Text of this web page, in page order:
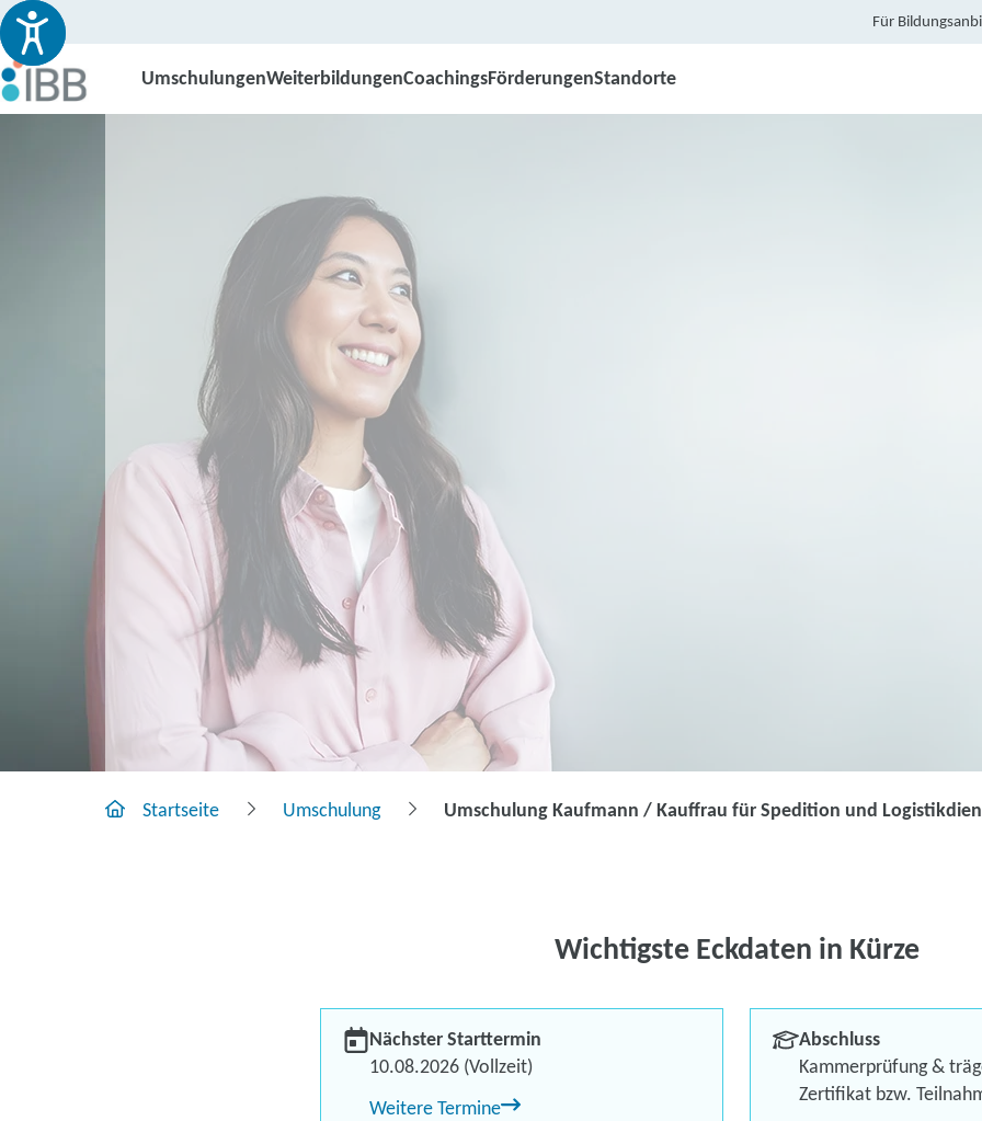
Für
UmschulungenWeiterbildungenCoachingsFörderungenStandorte
Spedition und
Inklusive* LanguageCert
Startseite Umschulung Umschulung Kaufmann / Kauffrau für Spedition und
Wichtigste Eckdaten in Kürze
Nächster Starttermin
10.08.2026 (Vollzeit)
Weitere Termine
Abschluss
Kammerprüfung &
Zertifikat bzw.